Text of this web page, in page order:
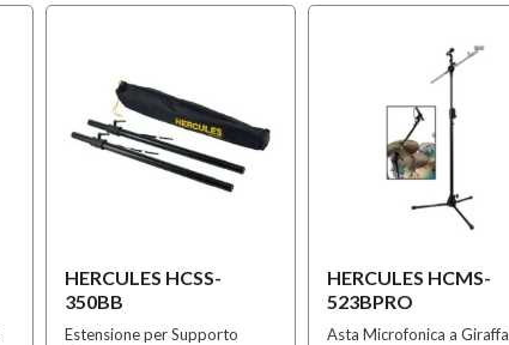
HERCULES HCSS-
350BB
Estensione per Supporto
HERCULES HCMS-
523BPRO
Asta Microfonica a Giraffa